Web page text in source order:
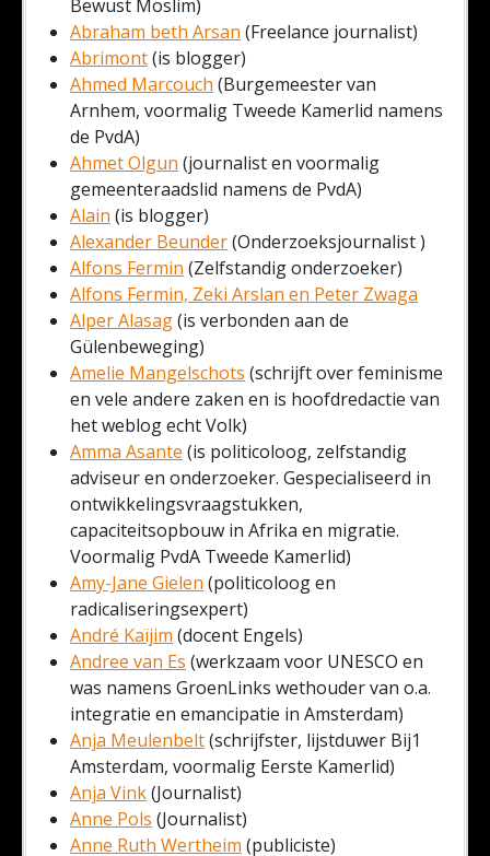
Bewust Moslim)
Abraham beth Arsan (Freelance journalist)
Abrimont(is blogger)
Ahmed Marcouch (Burgemeester van
Arnhem, voormalig Tweede Kamerlid namens
de PvdA)
Ahmet Olgun (journalist en voormalig
gemeenteraadslid namens de PvdA)
Alain (is blogger)
Alexander Beunder(Onderzoeksjournalist )
Alfons Fermin (Zelfstandig onderzoeker)
Alfons Fermin, Zeki Arslan en Peter Zwaga
Alper Alasag(is verbonden aan de
Gülenbeweging)
Amelie Mangelschots (schrijft over feminisme
en vele andere zaken en is hoofdredactie van
het weblog echt Volk)
Amma Asante (is politicoloog, zelfstandig
adviseur en onderzoeker. Gespecialiseerd in
ontwikkelingsvraagstukken,
capaciteitsopbouw in Afrika en migratie.
Voormalig PvdA Tweede Kamerlid)
Amy-Jane Gielen (politicoloog en
radicaliseringsexpert)
André Kaïjim (docent Engels)
Andree van Es (werkzaam voor UNESCO en
was namens GroenLinks wethouder van o.a.
integratie en emancipatie in Amsterdam)
Anja Meulenbelt(schrijfster, lijstduwer Bij1
Amsterdam, voormalig Eerste Kamerlid)
Anja Vink(Journalist)
Anne Pols (Journalist)
Anne Ruth Wertheim (publiciste)